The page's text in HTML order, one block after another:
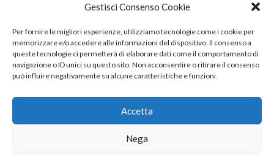
Gestisci Consenso Cookie
Per fornire le migliori esperienze, utilizziamo tecnologie come i cookie per
memorizzare e/o accedere alle informazioni del dispositivo. Il consenso a
queste tecnologie ci permetterà di elaborare dati come il comportamento di
navigazione o ID unici su questo sito. Non acconsentire o ritirare il consenso
può influire negativamente su alcune caratteristiche e funzioni.
Accetta
Nega
Orario di apertura:mattina 08:30–13:00 | pomeriggio 15:30-
Orario di Apertura Sabato: mattina 09:00 - 12.30 | pomeriggio
16.30 - 19.30